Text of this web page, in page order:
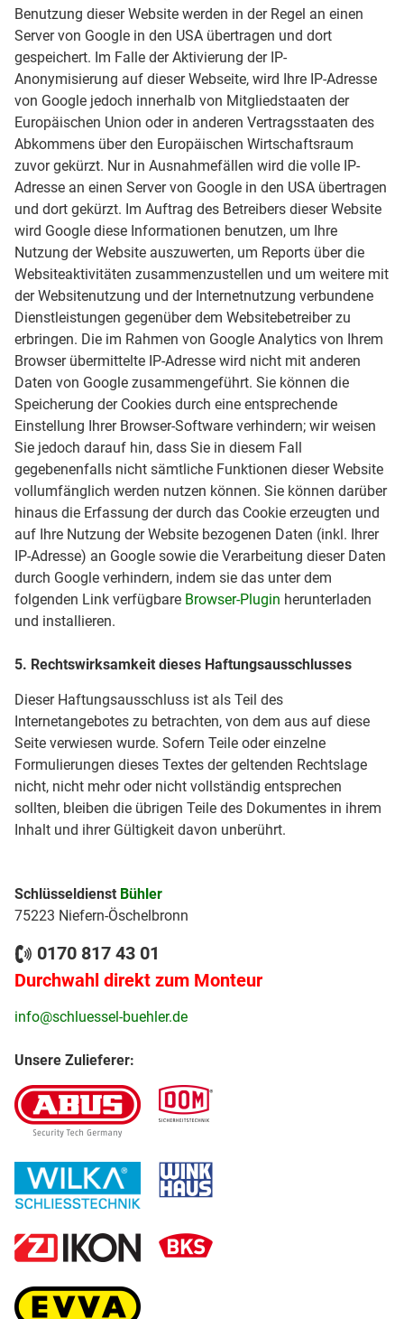
Benutzung dieser Website werden in der Regel an einen
Server von Google in den USA übertragen und dort
gespeichert. Im Falle der Aktivierung der IP-
Anonymisierung auf dieser Webseite, wird Ihre IP-Adresse
von Google jedoch innerhalb von Mitgliedstaaten der
Europäischen Union oder in anderen Vertragsstaaten des
Abkommens über den Europäischen Wirtschaftsraum
zuvor gekürzt. Nur in Ausnahmefällen wird die volle IP-
Adresse an einen Server von Google in den USA übertragen
und dort gekürzt. Im Auftrag des Betreibers dieser Website
wird Google diese Informationen benutzen, um Ihre
Nutzung der Website auszuwerten, um Reports über die
Websiteaktivitäten zusammenzustellen und um weitere mit
der Websitenutzung und der Internetnutzung verbundene
Dienstleistungen gegenüber dem Websitebetreiber zu
erbringen. Die im Rahmen von Google Analytics von Ihrem
Browser übermittelte IP-Adresse wird nicht mit anderen
Daten von Google zusammengeführt. Sie können die
Speicherung der Cookies durch eine entsprechende
Einstellung Ihrer Browser-Software verhindern; wir weisen
Sie jedoch darauf hin, dass Sie in diesem Fall
gegebenenfalls nicht sämtliche Funktionen dieser Website
vollumfänglich werden nutzen können. Sie können darüber
hinaus die Erfassung der durch das Cookie erzeugten und
auf Ihre Nutzung der Website bezogenen Daten (inkl. Ihrer
IP-Adresse) an Google sowie die Verarbeitung dieser Daten
durch Google verhindern, indem sie das unter dem
folgenden Link verfügbare Browser-Plugin herunterladen
und installieren.
5. Rechtswirksamkeit dieses Haftungsausschlusses
Dieser Haftungsausschluss ist als Teil des
Internetangebotes zu betrachten, von dem aus auf diese
Seite verwiesen wurde. Sofern Teile oder einzelne
Formulierungen dieses Textes der geltenden Rechtslage
nicht, nicht mehr oder nicht vollständig entsprechen
sollten, bleiben die übrigen Teile des Dokumentes in ihrem
Inhalt und ihrer Gültigkeit davon unberührt.
Schlüsseldienst Bühler
75223 Niefern-Öschelbronn
0170 817 43 01
Durchwahl direkt zum Monteur
info@schluessel-buehler.de
Unsere Zulieferer: